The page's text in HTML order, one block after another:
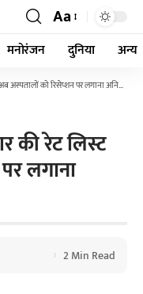
Aa
मनोरंजन दुनिया अन्य
को रिसेप्शन पर लगाना अनिवार्य
की रेट लिस्ट
लगाना
2 Min Read